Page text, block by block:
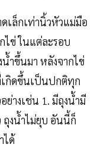
เล็กเท่านิ้วหัวแม่มือ
ไข่ ในแต่ละรอบ
น้ำขึ้นมา หลังจากไข่
กิดขึ้นเป็นปกติทุก
างเช่น 1. มีถุงน้ำมี
ถุงน้ำไม่ยุบ อันนี้ก็
าได้